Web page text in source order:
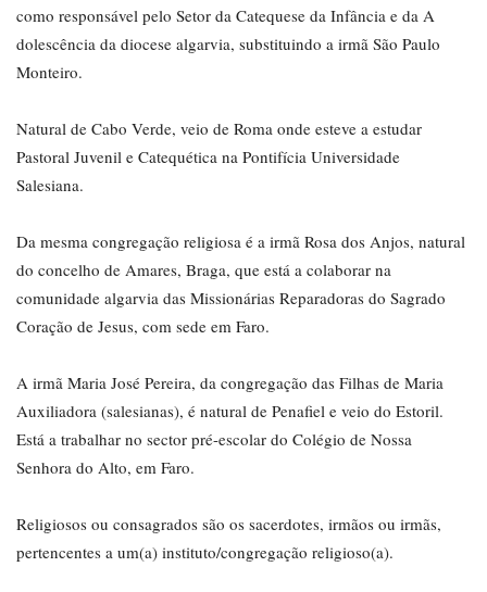
como responsável pelo Setor da Catequese da Infância e da A
dolescência da diocese algarvia, substituindo a irmã São Paulo
Monteiro.
Natural de Cabo Verde, veio de Roma onde esteve a estudar
Pastoral Juvenil e Catequética na Pontifícia Universidade
Salesiana.
Da mesma congregação religiosa é a irmã Rosa dos Anjos, natural
do concelho de Amares, Braga, que está a colaborar na
comunidade algarvia das Missionárias Reparadoras do Sagrado
Coração de Jesus, com sede em Faro.
A irmã Maria José Pereira, da congregação das Filhas de Maria
Auxiliadora (salesianas), é natural de Penafiel e veio do Estoril.
Está a trabalhar no sector pré-escolar do Colégio de Nossa
Senhora do Alto, em Faro.
Religiosos ou consagrados são os sacerdotes, irmãos ou irmãs,
pertencentes a um(a) instituto/congregação religioso(a).